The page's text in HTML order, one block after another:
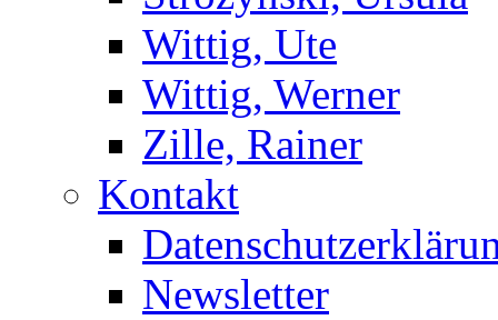
Wittig, Ute
Wittig, Werner
Zille, Rainer
Kontakt
Newsletter